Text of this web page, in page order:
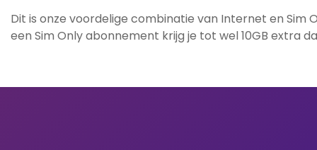
Dit is onze voordelige combinatie van Internet en Sim
een Sim Only abonnement krijg je tot wel 10GB extra